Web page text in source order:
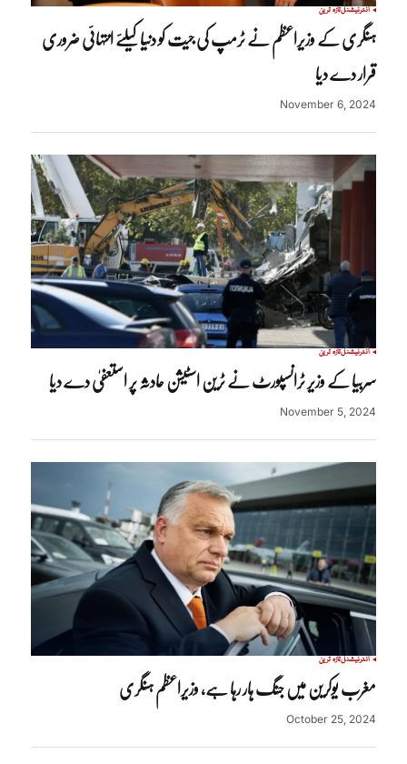
انٹرنیشنلتازہ ترین
ہنگری کے وزیراعظم نے ٹرمپ کی جیت کو دنیا کیلئے انتہائی ضروری
قرار دے دیا
November 6, 2024
انٹرنیشنلتازہ ترین
سربیا کے وزیر ٹرانسپورٹ نے ٹرین اسٹیشن حادثہ پر استعفیٰ دے دیا
November 5, 2024
انٹرنیشنلتازہ ترین
مغرب یوکرین میں جنگ ہار رہا ہے، وزیراعظم ہنگری
October 25, 2024